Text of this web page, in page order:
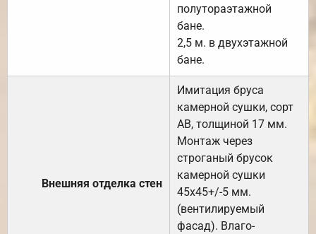
полутораэтажной
бане.
2,5 м. в двухэтажной
бане.
Внешняя отделка стен
Имитация бруса
камерной сушки, сорт
АВ, толщиной 17 мм.
Монтаж через
строганый брусок
камерной сушки
45х45+/-5 мм.
(вентилируемый
фасад). Влаго-